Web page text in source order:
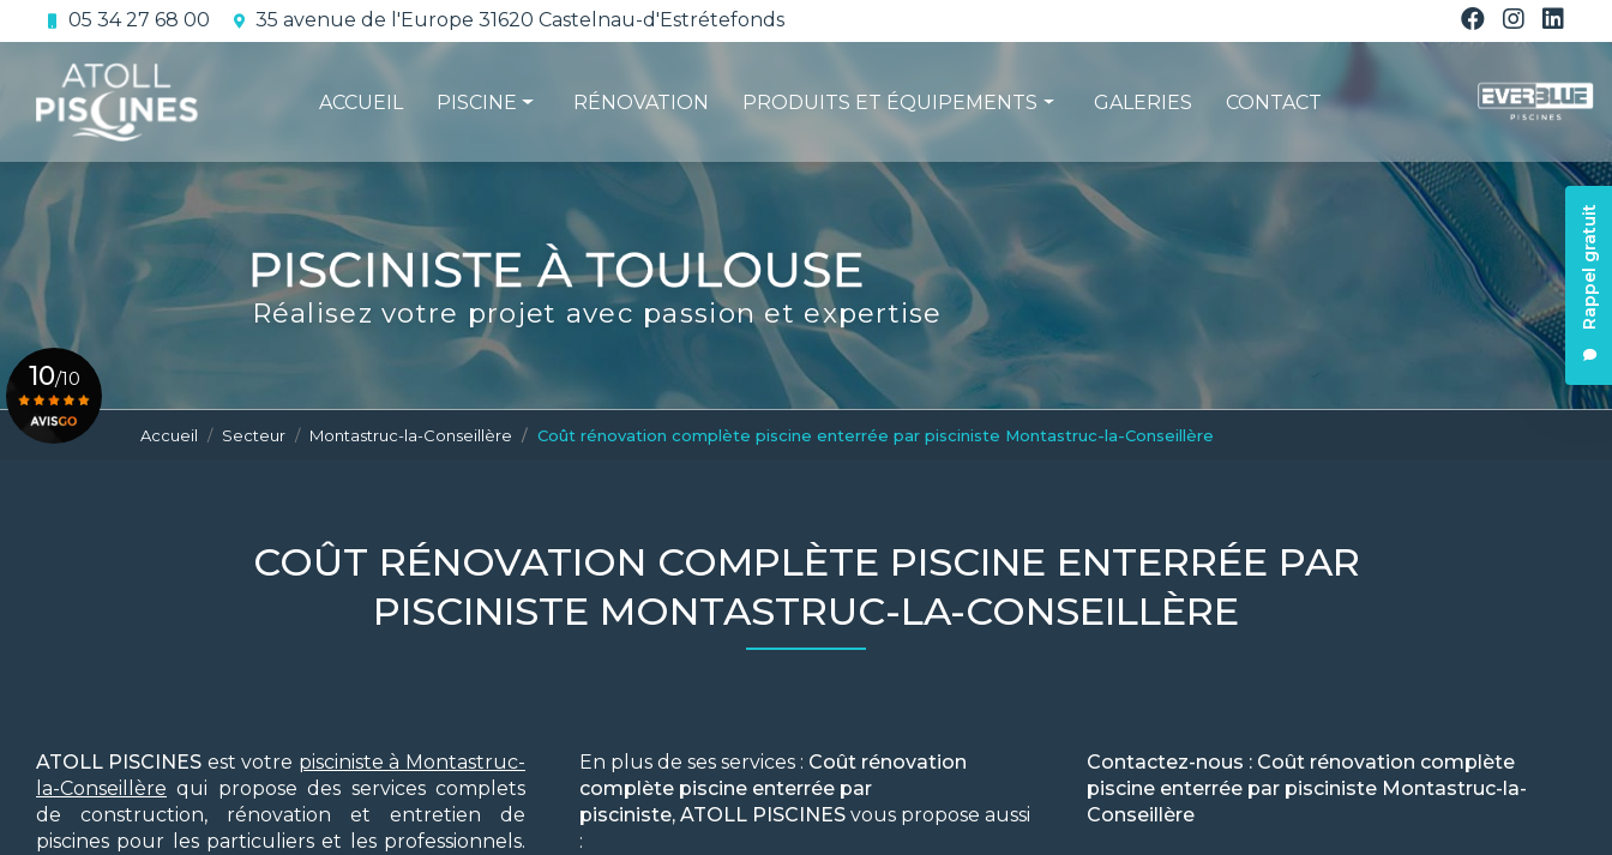
au
contenu
principal
05 34 27 68 00 35 avenue de l'Europe 31620 Castelnau-d'Estrétefonds
Rappel gratuit
ACCUEIL PISCINE
L'étanchéité
La conformité
Le contrat d'entretien
RÉNOVATION PRODUITS ET ÉQUIPEMENTS
Les pompes à chaleur
La filtration
Les robots piscines
Volets et sécurité
La stérilisation
Les abris
Spas-Balnéo
GALERIES CONTACT
Réalisez votre projet avec passion et expertise
10/10
Accueil Secteur Montastruc-la-Conseillère Coût rénovation complète piscine enterrée par pisciniste Montastruc-la-Conseillère
COÛT RÉNOVATION COMPLÈTE PISCINE ENTERRÉE PAR
PISCINISTE MONTASTRUC-LA-CONSEILLÈRE
ATOLL PISCINES est votre pisciniste à Montastruc-
la-Conseillère qui propose des services complets
de construction, rénovation et entretien de
piscines pour les particuliers et les professionnels.
En plus de ses services : Coût rénovation
complète piscine enterrée par
pisciniste, ATOLL PISCINESvous propose aussi
:
Contactez-nous : Coût rénovation complète
piscine enterrée par pisciniste Montastruc-la-
Conseillère